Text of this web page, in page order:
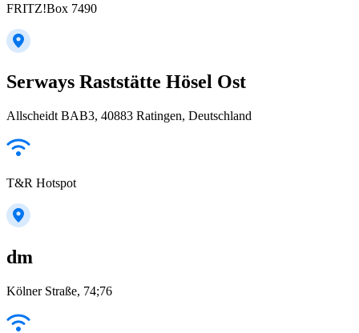
FRITZ!Box 7490
Serways Raststätte Hösel Ost
Allscheidt BAB3, 40883 Ratingen, Deutschland
T&R Hotspot
dm
Kölner Straße, 74;76